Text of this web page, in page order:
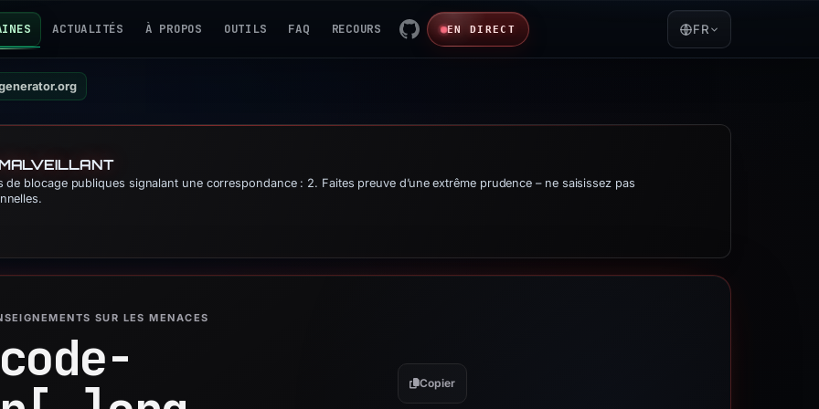
ACTUALITÉS À PROPOS OUTILS FAQ RECOURS EN DIRECT FR
blocage publiques signalant une correspondance : 2. Faites preuve d’une extrême prudence – ne saisissez pas
SUR LES MENACES
Copier